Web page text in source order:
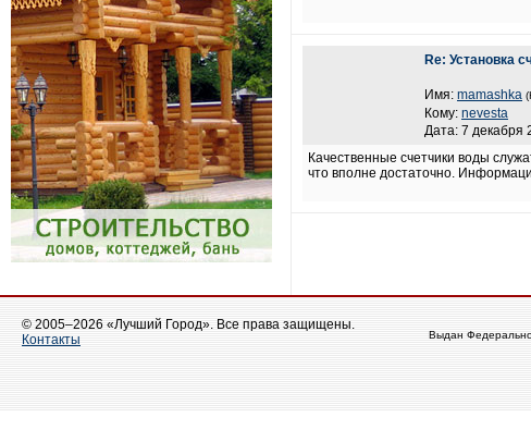
Re: Установка
Имя: mamashka
Кому: nevesta
Дата: 7 декабря
Качественные счетчики воды
что вполне достаточно.
© 2005–2026 «Лучший Город». Все права защищены.
Контакты
Выдан